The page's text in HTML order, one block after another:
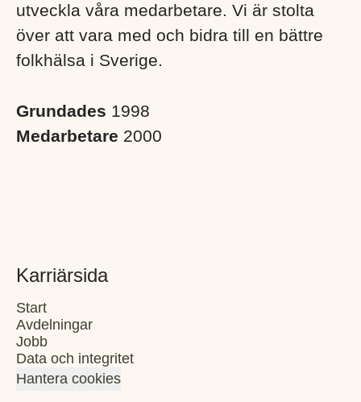
utveckla våra medarbetare. Vi är stolta
över att vara med och bidra till en bättre
folkhälsa i Sverige. ​
Grundades 1998
Medarbetare 2000
Karriärsida
Start
Avdelningar
Jobb
Data och integritet
Hantera cookies